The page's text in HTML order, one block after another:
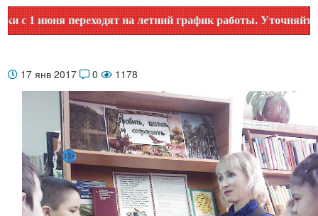
переходят на летний график работы. Уточняйте
17 янв 2017 0 1178